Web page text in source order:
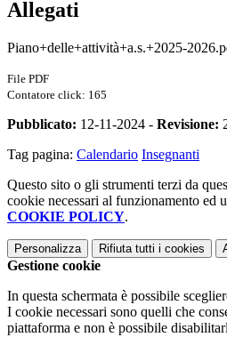
Allegati
Piano+delle+attività+a.s.+2025-
File PDF
Contatore click: 165
Pubblicato: 12-11-2024 - Revisione:
Tag pagina: Calendario Insegnanti
Questo sito o gli strumenti terzi da
cookie necessari al funzionamento ed
COOKIE POLICY.
Personalizza Rifiuta tutti i cookies
Gestione cookie
In questa schermata è possibile
I cookie necessari sono quelli che
piattaforma e non è possibile